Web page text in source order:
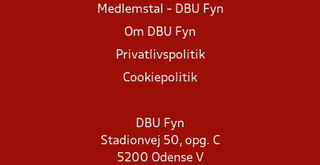
Medlemstal - DBU Fyn
Om DBU Fyn
Privatlivspolitik
Cookiepolitik
DBU Fyn
Stadionvej 50, opg. C
5200 Odense V